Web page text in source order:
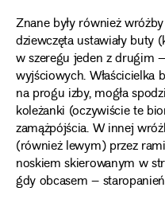
Znane były również
dziewczęta ustawiały buty
w szeregu jeden z drugim
wyjściowych. Właścicielka
na progu izby, mogła
koleżanki (oczywiście te
zamążpójścia. W innej
(również lewym) przez
noskiem skierowanym w
gdy obcasem –